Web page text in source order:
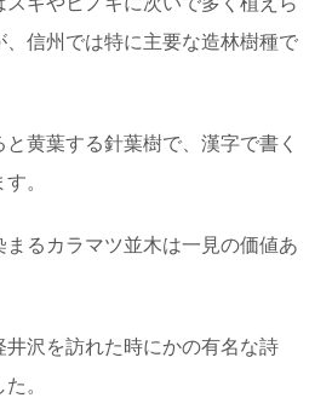
、信州では特に主要な造林樹種で
黄葉する針葉樹で、漢字で書く
。
るカラマツ並木は一見の価値あ
沢を訪れた時にかの有名な詩
。